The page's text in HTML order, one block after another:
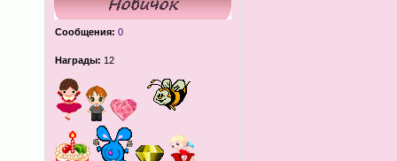
Сообщения: 0
Награды: 12